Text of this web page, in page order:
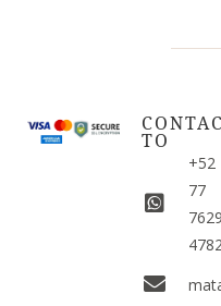
CONTAC
TO
+52
77
7629